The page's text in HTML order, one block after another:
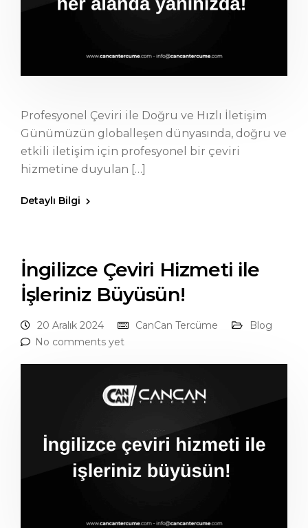
Profesyonel Çeviri ile Doğru ve Hızlı İletişim
Günümüzün globalleşen dünyasında, doğru ve
etkili iletişim için profesyonel bir çeviri
hizmetine duyulan […]
Detaylı Bilgi
İngilizce Çeviri Hizmeti ile
İşleriniz Büyüsün!
20 Aralık 2024 CanCan Tercüme
Blog
No comments yet